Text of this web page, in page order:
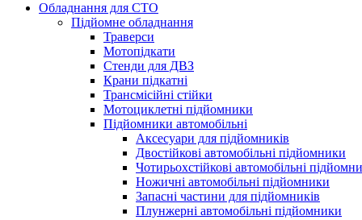
Обладнання для СТО
Підйомне обладнання
Траверси
Мотопідкати
Стенди для ДВЗ
Крани підкатні
Трансмісійні стійки
Мотоциклетні підйомники
Підйомники автомобільні
Аксесуари для підйомників
Двостійкові автомобільні підйомники
Чотирьохстійкові автомобільні
Ножичні автомобільні підйомники
Запасні частини для підйомників
Плунжерні автомобільні підйомники